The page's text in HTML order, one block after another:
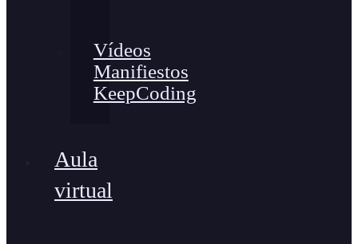
Vídeos
Manifiestos
KeepCoding
Aula
virtual